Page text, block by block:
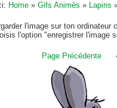
Home » Gifs Animés » Lapins
l'image sur ton
l'option "enregistrer l'image
Page Précédente